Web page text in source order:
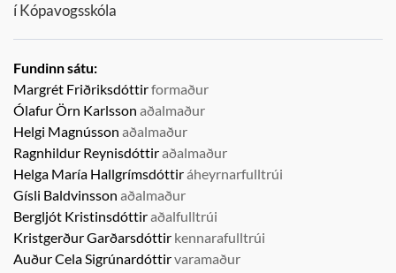
í Kópavogsskóla
Fundinn sátu:
Margrét Friðriksdóttirformaður
Ólafur Örn Karlsson aðalmaður
Helgi Magnússon aðalmaður
Ragnhildur Reynisdóttiraðalmaður
Helga María Hallgrímsdóttiráheyrnarfulltrúi
Gísli Baldvinsson aðalmaður
Bergljót Kristinsdóttiraðalfulltrúi
Kristgerður Garðarsdóttir kennarafulltrúi
Auður Cela Sigrúnardóttirvaramaður